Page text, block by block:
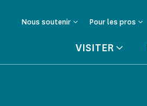
Nous soutenir Pour les pros
VISITER